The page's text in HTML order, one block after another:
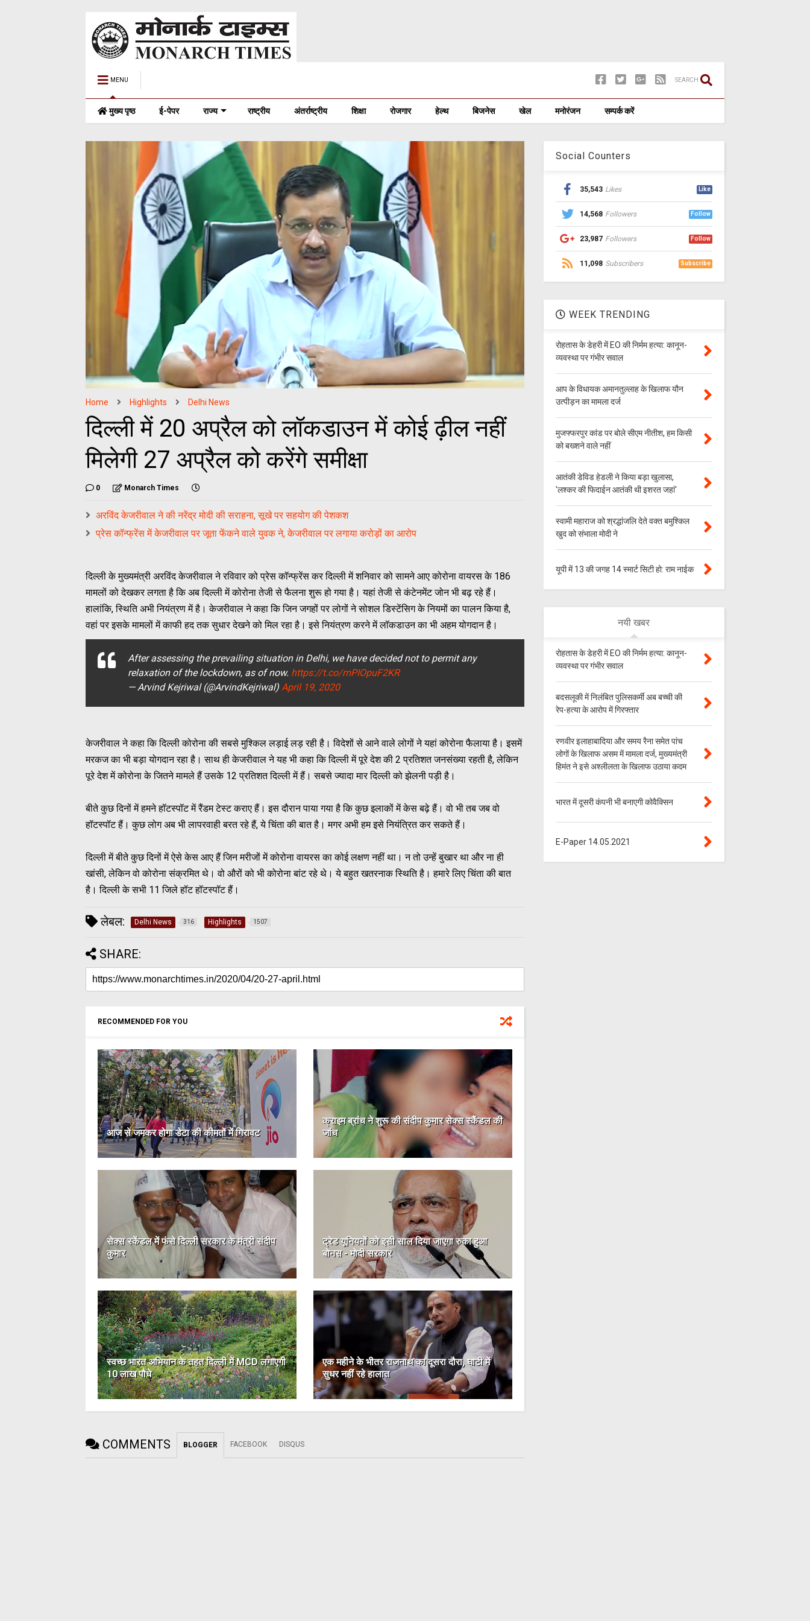
MENU SEARCH
मुख्य पृष्ठ ई-पेपर राज्य राष्ट्रीय अंतर्राष्ट्रीय शिक्षा रोजगार हेल्थ बिजनेस खेल मनोरंजन सम्पर्क करें
Home Highlights Delhi News
दिल्ली में 20 अप्रैल को लॉकडाउन में कोई ढ़ील नहीं
मिलेगी 27 अप्रैल को करेंगे समीक्षा
0 Monarch Times
अरविंद केजरीवाल ने की नरेंद्र मोदी की सराहना, सूखे पर सहयोग की पेशकश
प्रेस कॉन्फ्रेंस में केजरीवाल पर जूता फेंकने वाले युवक ने, केजरीवाल पर लगाया करोड़ों का आरोप
दिल्ली के मुख्यमंत्री अरविंद केजरीवाल ने रविवार को प्रेस कॉन्फ्रेंस कर दिल्ली में शनिवार को सामने आए कोरोना वायरस के 186
मामलों को देखकर लगता है कि अब दिल्ली में कोरोना तेजी से फैलना शुरू हो गया है। यहां तेजी से कंटेनमेंट जोन भी बढ़ रहे हैं।
हालांकि, स्थिति अभी नियंत्रण में है। केजरीवाल ने कहा कि जिन जगहों पर लोगों ने सोशल डिस्टेंसिग के नियमों का पालन किया है,
वहां पर इसके मामलों में काफी हद तक सुधार देखने को मिल रहा है। इसे नियंत्रण करने में लॉकडाउन का भी अहम योगदान है।
After assessing the prevailing situation in Delhi, we have decided not to permit any
relaxation of the lockdown, as of now. https://t.co/mPIOpuF2KR
— Arvind Kejriwal (@ArvindKejriwal) April 19, 2020
केजरीवाल ने कहा कि दिल्ली कोरोना की सबसे मुश्किल लड़ाई लड़ रही है। विदेशों से आने वाले लोगों ने यहां कोरोना फैलाया है। इसमें
मरकज का भी बड़ा योगदान रहा है। साथ ही केजरीवाल ने यह भी कहा कि दिल्ली में पूरे देश की 2 प्रतिशत जनसंख्या रहती है, लेकिन
पूरे देश में कोरोना के जितने मामले हैं उसके 12 प्रतिशत दिल्ली में हैं। सबसे ज्यादा मार दिल्ली को झेलनी पड़ी है।
बीते कुछ दिनों में हमने हॉटस्पॉट में रैंडम टेस्ट कराए हैं। इस दौरान पाया गया है कि कुछ इलाकों में केस बढ़े हैं। वो भी तब जब वो
हॉटस्पॉट हैं। कुछ लोग अब भी लापरवाही बरत रहे हैं, ये चिंता की बात है। मगर अभी हम इसे नियंत्रित कर सकते हैं।
दिल्ली में बीते कुछ दिनों में ऐसे केस आए हैं जिन मरीजों में कोरोना वायरस का कोई लक्षण नहीं था। न तो उन्हें बुखार था और ना ही
खांसी, लेकिन वो कोरोना संक्रमित थे। वो औरों को भी कोरोना बांट रहे थे। ये बहुत खतरनाक स्थिति है। हमारे लिए चिंता की बात
है। दिल्ली के सभी 11 जिले हॉट हॉटस्पॉट हैं।
लेबल: Delhi News 316 Highlights 1507
SHARE:
RECOMMENDED FOR YOU
आज से जमकर होगा डेटा की कीमतों में गिरावट
क्राइम ब्रांच ने शुरू की संदीप कुमार सेक्स स्कैंडल की
जांच
सेक्स स्केंडल में फंसे दिल्ली सरकार के मंत्री संदीप
कुमार
ट्रेड यूनियनों को इसी साल दिया जाएगा रुका हुआ
बोनस - मोदी सरकार
स्वच्छ भारत अभियान के तहत दिल्ली में MCD लगाएगी
10 लाख पौधे
एक महीने के भीतर राजनाथ का दूसरा दौरा, घाटी में
सुधर नहीं रहे हालात
COMMENTS BLOGGER FACEBOOK DISQUS
Social Counters
35,543 Likes Like
14,568 Followers Follow
23,987 Followers Follow
11,098 Subscribers Subscribe
WEEK TRENDING
रोहतास के डेहरी में EO की निर्मम हत्या: कानून-
व्यवस्था पर गंभीर सवाल
आप के विधायक अमानतुल्लाह के खिलाफ यौन
उत्पीड़न का मामला दर्ज
मुजफ्फरपुर कांड पर बोले सीएम नीतीश, हम किसी
को बख्शने वाले नहीं
आतंकी डेविड हेडली ने किया बड़ा खुलासा,
'लश्‍कर की फिदाईन आतंकी थी इशरत जहां'
स्वामी महाराज को श्रद्धांजलि देते वक्त बमुश्किल
खुद को संभाला मोदी ने
यूपी में 13 की जगह 14 स्मार्ट सिटी हो: राम नाईक
नयी खबर
रोहतास के डेहरी में EO की निर्मम हत्या: कानून-
व्यवस्था पर गंभीर सवाल
बदसलूकी में निलंबित पुलिसकर्मी अब बच्ची की
रेप-हत्या के आरोप में गिरफ्तार
रणवीर इलाहाबादिया और समय रैना समेत पांच
लोगों के खिलाफ असम में मामला दर्ज, मुख्यमंत्री
हिमंत ने इसे अश्लीलता के खिलाफ उठाया कदम
भारत में दूसरी कंपनी भी बनाएगी कोवैक्सिन
E-Paper 14.05.2021